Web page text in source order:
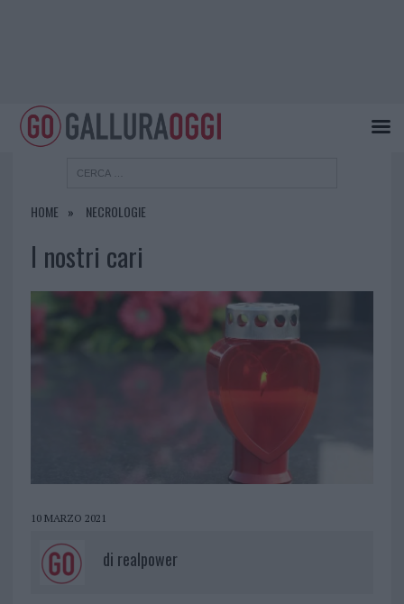
HOME NECROLOGIE
I nostri cari
10 MARZO 2021
di realpower